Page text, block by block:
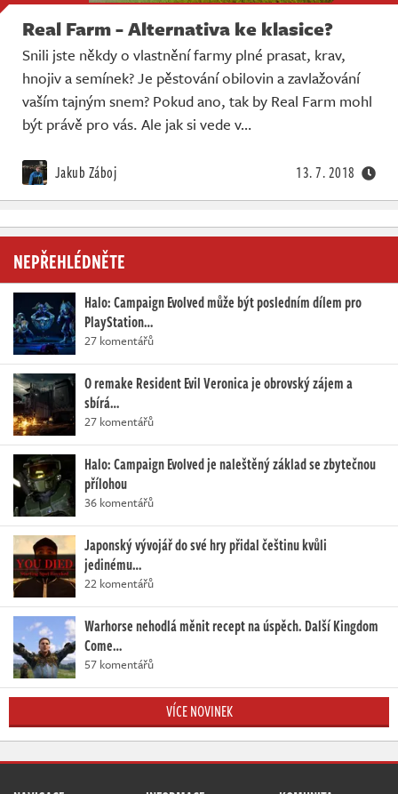
Real Farm - Alternativa ke klasice?
Snili jste někdy o vlastnění farmy plné prasat, krav,
hnojiv a semínek? Je pěstování obilovin a zavlažování
vaším tajným snem? Pokud ano, tak by Real Farm mohl
být právě pro vás. Ale jak si vede v…
Jakub Záboj 13. 7. 2018
NEPŘEHLÉDNĚTE
Halo: Campaign Evolved může být posledním dílem pro
PlayStation…
27 komentářů
O remake Resident Evil Veronica je obrovský zájem a
sbírá…
27 komentářů
Halo: Campaign Evolved je naleštěný základ se zbytečnou
přílohou
36 komentářů
Japonský vývojář do své hry přidal češtinu kvůli
jedinému…
22 komentářů
Warhorse nehodlá měnit recept na úspěch. Další Kingdom
Come…
57 komentářů
VÍCE NOVINEK